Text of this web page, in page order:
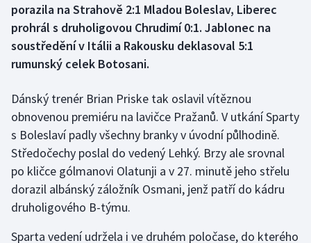
Box
Curling
Florbal
Futsal
Golf
Gymnastika
porazila na Strahově 2:1 Mladou Boleslav, Liberec
prohrál s druholigovou Chrudimí 0:1. Jablonec na
soustředění v Itálii a Rakousku deklasoval 5:1
rumunský celek Botosani.
Dánský trenér Brian Priske tak oslavil vítěznou
obnovenou premiéru na lavičce Pražanů. V utkání Sparty
s Boleslaví padly všechny branky v úvodní půlhodině.
Středočechy poslal do vedený Lehký. Brzy ale srovnal
po kličce gólmanovi Olatunji a v 27. minutě jeho střelu
dorazil albánský záložník Osmani, jenž patří do kádru
druholigového B-týmu.
Sparta vedení udržela i ve druhém poločase, do kterého